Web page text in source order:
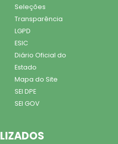
Seleções
Transparência
LGPD
ESIC
Diário Oficial do
Estado
Mapa do Site
SEI DPE
SEI GOV